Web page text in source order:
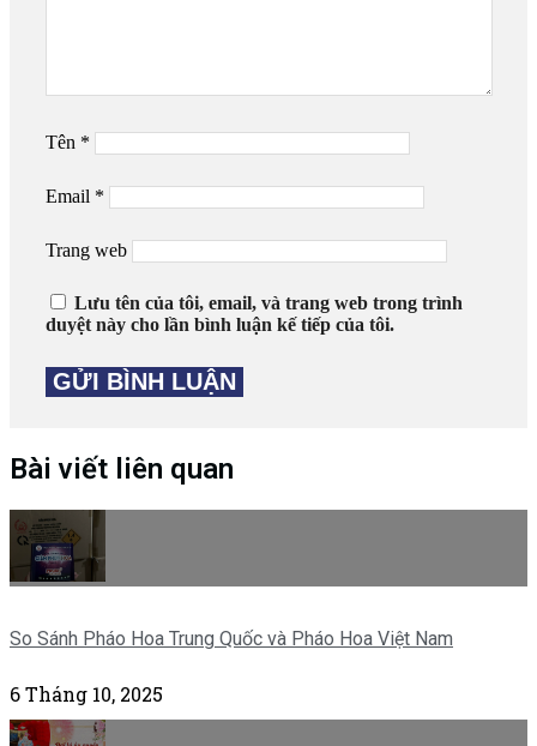
Tên *
Email *
Trang web
Lưu tên của tôi, email, và trang web trong trình
duyệt này cho lần bình luận kế tiếp của tôi.
Bài viết liên quan
So Sánh Pháo Hoa Trung Quốc và Pháo Hoa Việt Nam
6 Tháng 10, 2025